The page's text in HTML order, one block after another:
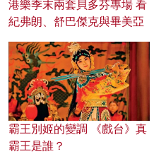
港樂季末兩套貝多芬專場 看
紀弗朗、舒巴傑克與畢美亞
霸王別姬的變調 《戲台》真
霸王是誰？